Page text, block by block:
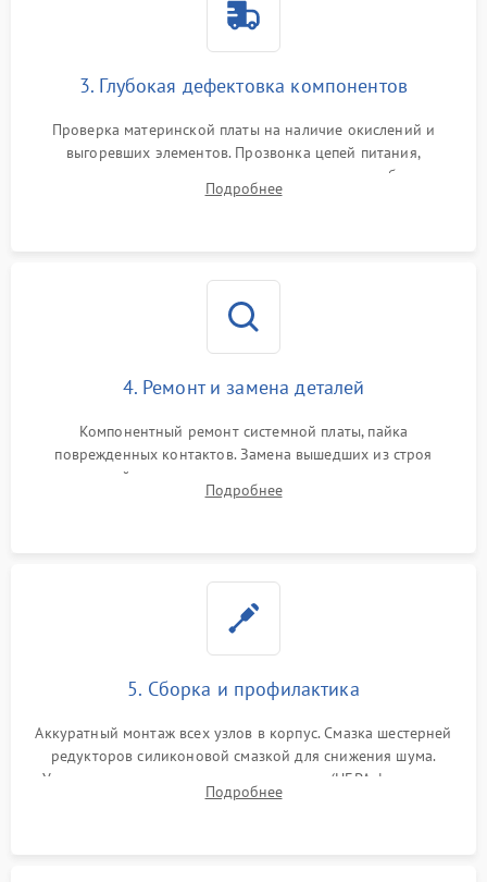
3. Глубокая дефектовка компонентов
Проверка материнской платы на наличие окислений и
выгоревших элементов. Прозвонка цепей питания,
тестирование приводных моторов колес и турбины
всасывания. Оценка состояния оптических и инфракрасных
Подробнее
4. Ремонт и замена деталей
Компонентный ремонт системной платы, пайка
поврежденных контактов. Замена вышедших из строя
двигателей, изношенного аккумулятора, неисправного
лидара или помпы подачи воды. Восстановление шлейфов и
Подробнее
5. Сборка и профилактика
Аккуратный монтаж всех узлов в корпус. Смазка шестерней
редукторов силиконовой смазкой для снижения шума.
Установка новых расходных материалов (HEPA-фильтров,
микрофибры, щеток). Надежная фиксация разъемов и
Подробнее